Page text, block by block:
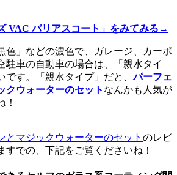
VAC バリアスコート」をみてみる→
色」などの濃色で、ガレージ、カーポ
駐車の自動車の場合は、「親水タイ
です。「親水タイプ」だと、パーフェ
クウォーターのセット なんかも人気が
！
とマジックウォーターのセット のレビ
すでの、下記をご覧くださいね！